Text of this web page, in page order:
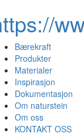
Bærekraft
Produkter
Materialer
Inspirasjon
Dokumentasjon
Om naturstein
Om oss
KONTAKT OSS